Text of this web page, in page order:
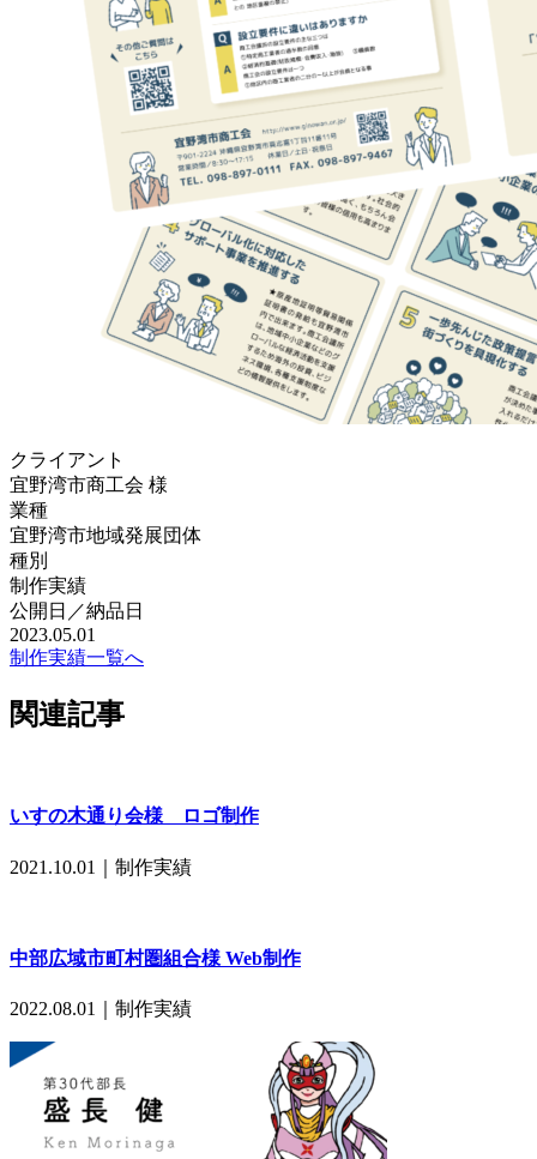
クライアント
宜野湾市商工会 様
業種
宜野湾市地域発展団体
種別
制作実績
公開日／納品日
2023.05.01
制作実績一覧へ
関連記事
いすの木通り会様 ロゴ制作
2021.10.01｜ 制作実績
中部広域市町村圏組合様 Web制作
2022.08.01｜ 制作実績